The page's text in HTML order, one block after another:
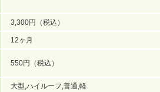
3,300円（税込）
12ヶ月
550円（税込）
大型,ハイルーフ,普通,軽